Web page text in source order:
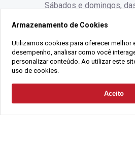
Solicitar
Rua Lauro Linhares, 1080 -
SC
(48) 3220-1045
Alameda César Nascimento,
Jurerê, - Florianópolis - SC
Sábados e domingos,
2021 Copyright - Gralha Imóveis CRECI
CNPJ:18.091.083/
Armazenamento de Cookies
Utilizamos cookies para oferecer melhor
desempenho, analisar como você
personalizar conteúdo. Ao utilizar este
uso de cookies.
Aceito